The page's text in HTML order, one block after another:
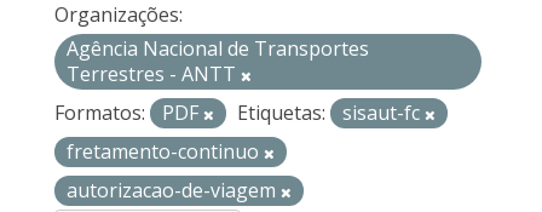
Organizações:
Agência Nacional de Transportes
Terrestres - ANTT
Formatos:
PDF Etiquetas:
sisaut-fc
fretamento-continuo
autorizacao-de-viagem